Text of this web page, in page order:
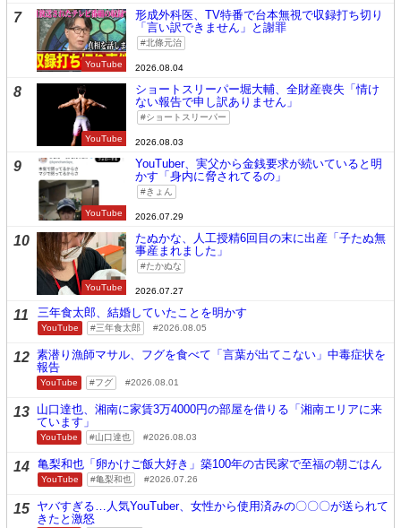
7
YouTube
形成外科医、TV特番で台本無視で収録打ち切り
「言い訳できません」と謝罪
北條元治
2026.08.04
8
YouTube
ショートスリーパー堀大輔、全財産喪失「情け
ない報告で申し訳ありません」
ショートスリーパー
2026.08.03
9
YouTube
YouTuber、実父から金銭要求が続いていると明
かす「身内に脅されてるの」
きょん
2026.07.29
10
YouTube
たぬかな、人工授精6回目の末に出産「子たぬ無
事産まれました」
たかぬな
2026.07.27
11 三年食太郎、結婚していたことを明かす
YouTube 三年食太郎 2026.08.05
12 素潜り漁師マサル、フグを食べて「言葉が出てこない」中毒症状を
報告
YouTube フグ 2026.08.01
13 山口達也、湘南に家賃3万4000円の部屋を借りる「湘南エリアに来
ています」
YouTube 山口達也 2026.08.03
14 亀梨和也「卵かけご飯大好き」築100年の古民家で至福の朝ごはん
YouTube 亀梨和也 2026.07.26
15 ヤバすぎる…人気YouTuber、女性から使用済みの〇〇〇が送られて
きたと激怒